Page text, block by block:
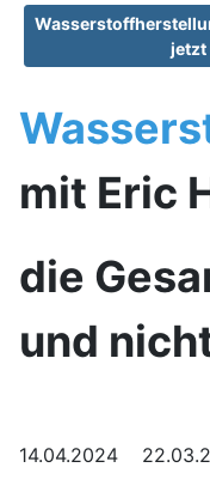
jetzt
mit Eric
die
und
14.04.2024